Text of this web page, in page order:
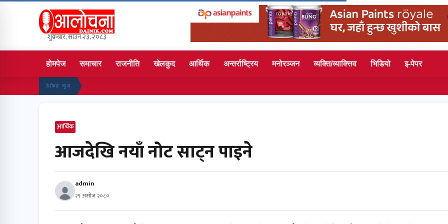
शुक्रबार, साउन २३, २०८३
होमपेज समाचार राजनीति खेलकुद आर्थिक अन्तर्राष्ट्रिय मनोरञ्जन व्यक्ति/व्याक्त्तिव भिडियो इ-पेपर
ब्रेकिङ न्युज
आर्थिक
आजदेखि नयाँ नोट साट्न पाइने
admin
२९ असोज २०८०